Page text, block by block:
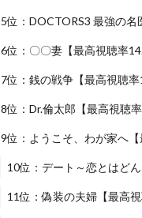
5位：DOCTORS3 最強の名
6位：〇〇妻【最高視聴率
7位：銭の戦争【最高視聴率
8位：Dr.倫太郎【最高視聴率
9位：ようこそ、わが家へ【
10位：デート～恋とはど
11位：偽装の夫婦【最高視